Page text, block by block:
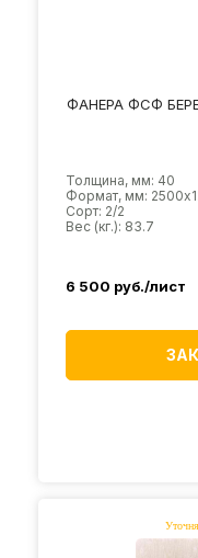
ФАНЕРА ФСФ
Толщина, мм: 40
Формат, мм:
Сорт: 2/2
Вес (кг.): 83.7
6 500 руб./лист